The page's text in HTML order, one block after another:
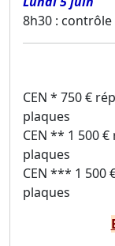
8h30 :
CEN * 750 €
plaques
CEN ** 1 500
plaques
CEN *** 1 500
plaques